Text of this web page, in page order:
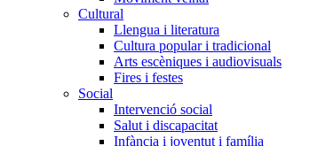
Cultural
Llengua i literatura
Cultura popular i tradicional
Arts escèniques i audiovisuals
Fires i festes
Social
Intervenció social
Salut i discapacitat
Infància i joventut i família